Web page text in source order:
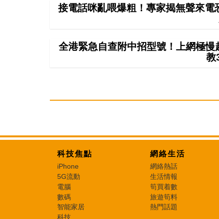
接電話咪亂喂爆粗！專家揭無聲來
全港緊急自查附中招型號！上網極
教
科技焦點
iPhone
5G流動
電腦
數碼
智能家居
科技
網絡生活
網絡熱話
生活情報
筍買着數
旅遊筍料
熱門話題